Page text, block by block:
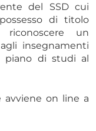
del SSD cui
di titolo
riconoscere un
insegnamenti
piano di studi al
avviene on line a